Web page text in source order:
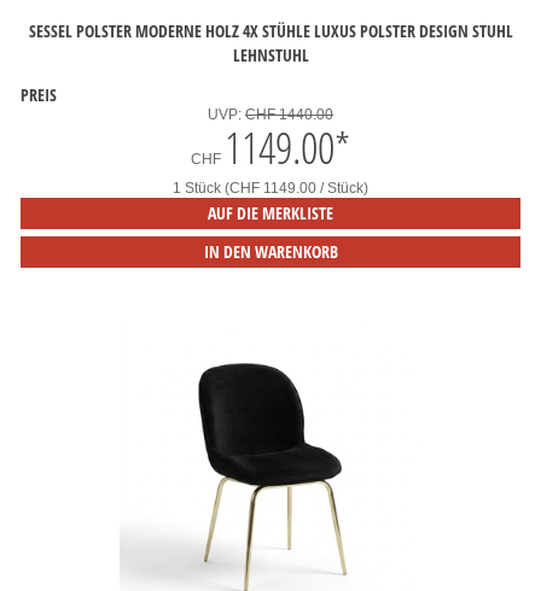
SESSEL POLSTER MODERNE HOLZ 4X STÜHLE LUXUS POLSTER DESIGN STUHL
LEHNSTUHL
PREIS
UVP: CHF 1440.00
CHF 1149.00*
1 Stück (CHF 1149.00 / Stück)
AUF DIE MERKLISTE
IN DEN WARENKORB